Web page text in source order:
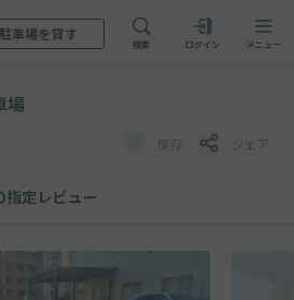
駐車場を貸す
検索 ログイン メニュー
場
保存 シェア
指定 レビュー